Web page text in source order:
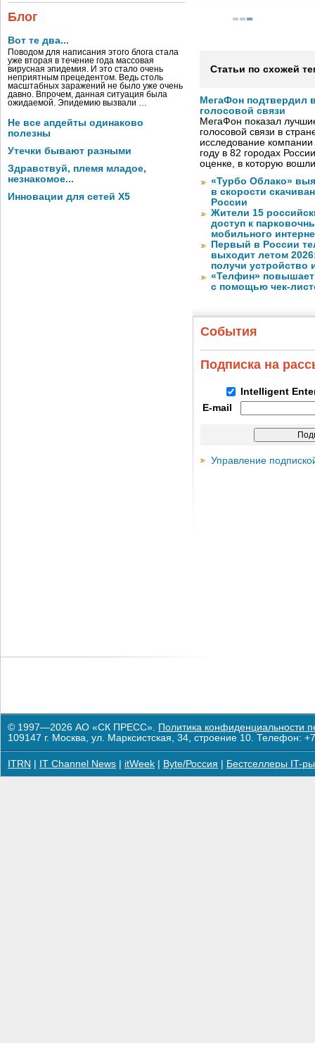
Блог
Вот те два...
Поводом для написания этого блога стала
уже вторая в течение года массовая
вирусная эпидемия. И это стало очень
неприятным прецедентом. Ведь столь
масштабных заражений не было уже очень
давно. Впрочем, данная ситуация была
ожидаемой. Эпидемию вызвали …
Не все апдейты одинаково
полезны
Утечки бывают разными
Здравствуй, племя младое,
незнакомое...
Инновации для сетей X5
Статьи по схожей
МегаФон подтвердил
голосовой связи
МегаФон показал
голосовой связи в
исследование
году в 82 городах
оценке, в которую
«Турбо Облако»
в скорости
России
Жители 15
доступ к
мобильного
Первый в России
выходит летом
получи устройство
«Телфин» повышает
с помощью чек-
События
Подписка на
Intelligent
E-mail
Управление
© 1997—2026 АО «СК ПРЕСС». Политика конфиденциальности
109147 г. Москва, ул. Марксистская, 34, строение 10. Телефон:
ITRN IT Channel News itWeek Byte/Россия Бестселлеры IT-